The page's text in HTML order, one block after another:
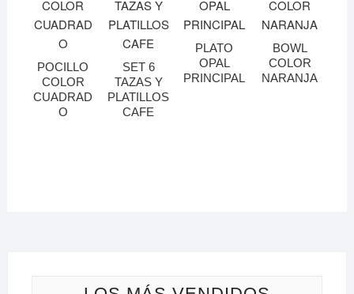
POCILLO
COLOR
CUADRAD
O
SET 6
TAZAS Y
PLATILLOS
CAFE
PLATO
OPAL
PRINCIPAL
BOWL
COLOR
NARANJA